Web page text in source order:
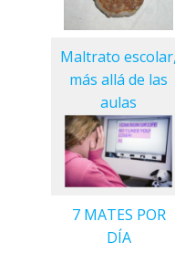
Maltrato escolar,
más allá de las
aulas
7 MATES POR
DÍA